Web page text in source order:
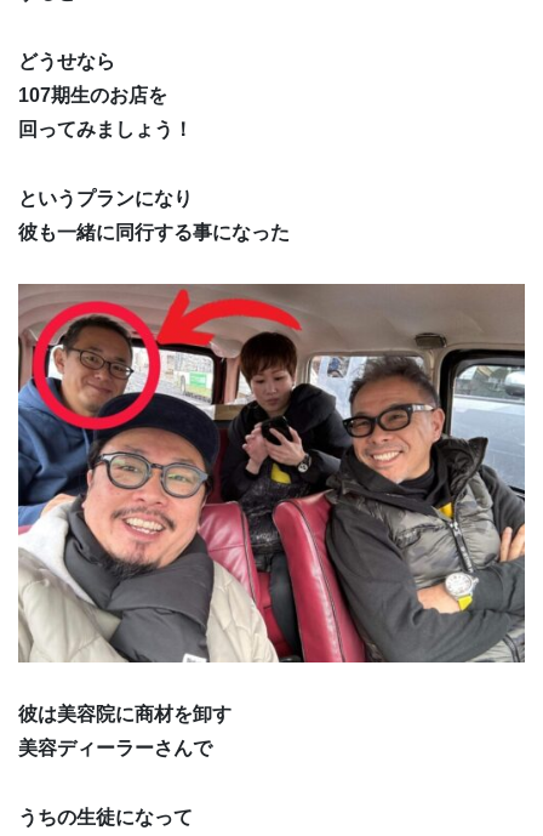
どうせなら
107期生のお店を
回ってみましょう！
というプランになり
彼も一緒に同行する事になった
彼は美容院に商材を卸す
美容ディーラーさんで
うちの生徒になって